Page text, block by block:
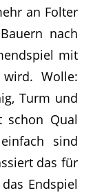
an Folter
nach
mit
Wolle:
Turm und
schon Qual
sind
das für
Endspiel